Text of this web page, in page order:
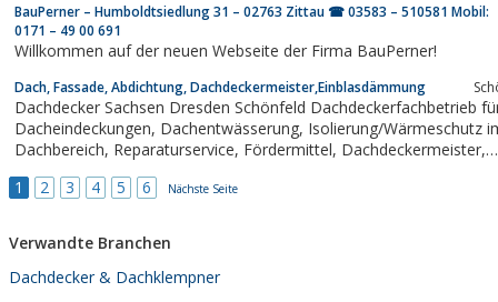
BauPerner – Humboldtsiedlung 31 – 02763 Zittau ☎ 03583 – 510581 Mobil:
0171 – 49 00 691
Willkommen auf der neuen Webseite der Firma BauPerner!
Dach, Fassade, Abdichtung, Dachdeckermeister,Einblasdämmung
Dachdecker Sachsen Dresden Schönfeld Dachdeckerfachbetrieb
Dacheindeckungen, Dachentwässerung, Isolierung/Wärmeschutz im
Dachbereich, Reparaturservice, Fördermittel, Dachdeckermeister,
1 2 3 4 5 6 Nächste Seite
Verwandte Branchen
Dachdecker & Dachklempner